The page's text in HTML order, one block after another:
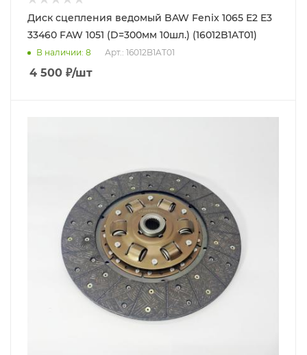
Диск сцепления ведомый BAW Fenix 1065 E2 E3
33460 FAW 1051 (D=300мм 10шл.) (16012B1AT01)
В наличии: 8 Арт.: 16012B1AT01
4 500 ₽/шт